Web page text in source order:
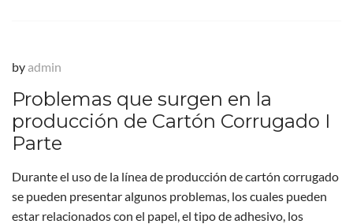
by admin
Problemas que surgen en la
producción de Cartón Corrugado I
Parte
Durante el uso de la línea de producción de cartón corrugado
se pueden presentar algunos problemas, los cuales pueden
estar relacionados con el papel, el tipo de adhesivo, los